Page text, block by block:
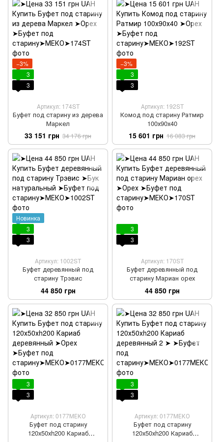
−3%
3
3
Артикул: 174ST
Буфет под старину из дерева
Маркел
33 151 грн 34 176 грн
−3%
3
3
Артикул: 192ST
Комод под старину Ратмир
100х90х40
15 601 грн 16 083 грн
Новинка
3
3
Артикул: 1002ST
Буфет деревянный под
старину Трэвис
44 850 грн
3
3
Артикул: 170ST
Буфет деревянный под
старину Мариан орех
44 850 грн
3
3
Артикул: 0177МЕКО
Буфет под старину
120х50хh200 Кариаб
3
3
Артикул: 0177МЕКО
Буфет под старину
120х50хh200 Кариаб